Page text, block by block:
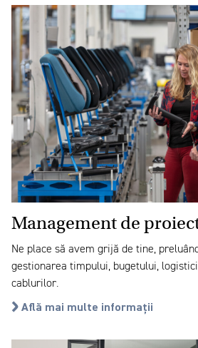
Management de
Ne place să avem grijă de tine,
gestionarea timpului, bugetului,
cablurilor.
Află mai multe informații